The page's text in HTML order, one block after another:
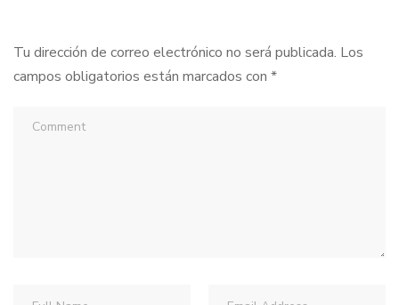
Tu dirección de correo electrónico no será publicada. Los
campos obligatorios están marcados con *